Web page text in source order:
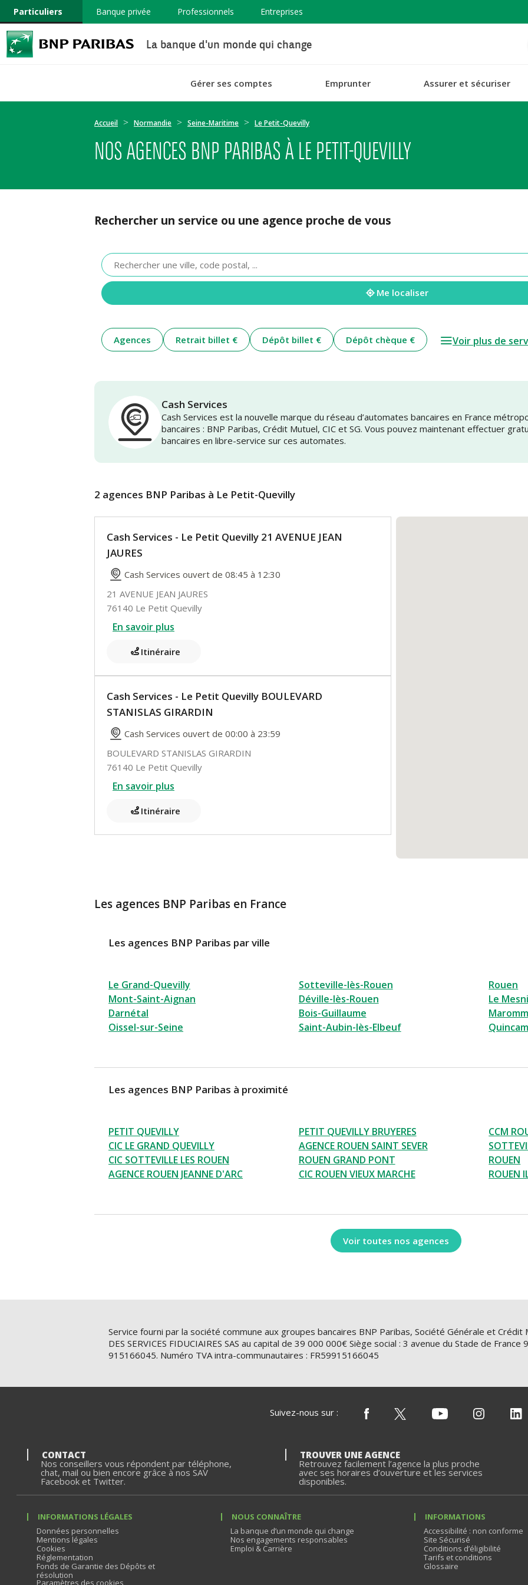
Particuliers Banque privée Professionnels Entreprises
La banque d'un monde qui change
Gérer ses comptes Emprunter Assurer et sécuriser
Accueil Normandie Seine-Maritime Le Petit-Quevilly
NOS AGENCES BNP PARIBAS À LE PETIT-QUEVILLY
Rechercher un service ou une agence proche de vous
Veuillez
renseigner
une
adresse
Me localiser
Agences Retrait billet € Dépôt billet € Dépôt chèque € Voir plus de
Cash Services
Cash Services est la nouvelle marque du réseau d’automates bancaires en France
bancaires : BNP Paribas, Crédit Mutuel, CIC et SG. Vous pouvez maintenant effectuer
bancaires en libre-service sur ces automates.
2 agences BNP Paribas à Le Petit-Quevilly
Cash Services - Le Petit Quevilly 21 AVENUE JEAN
JAURES
Cash Services ouvert de 08:45 à 12:30
21 AVENUE JEAN JAURES
76140 Le Petit Quevilly
En savoir plus
Itinéraire
Cash Services - Le Petit Quevilly BOULEVARD
STANISLAS GIRARDIN
Cash Services ouvert de 00:00 à 23:59
BOULEVARD STANISLAS GIRARDIN
76140 Le Petit Quevilly
En savoir plus
Itinéraire
Les agences BNP Paribas en France
Les agences BNP Paribas par ville
Le Grand-Quevilly Sotteville-lès-Rouen
Rouen
Mont-Saint-Aignan
Déville-lès-Rouen
Le
Darnétal
Bois-Guillaume
Oissel-sur-Seine
Saint-Aubin-lès-Elbeuf
Les agences BNP Paribas à proximité
PETIT QUEVILLY PETIT QUEVILLY BRUYERES
CCM
CIC LE GRAND QUEVILLY
AGENCE ROUEN SAINT SEVER
CIC SOTTEVILLE LES ROUEN
ROUEN GRAND PONT
ROUEN
AGENCE ROUEN JEANNE D'ARC
CIC ROUEN VIEUX MARCHE ROUEN
Voir toutes nos agences
Service fourni par la société commune aux groupes bancaires BNP Paribas, Société Générale et Crédit
DES SERVICES FIDUCIAIRES SAS au capital de 39 000 000€ Siège social : 3 avenue du Stade de France
915166045. Numéro TVA intra-communautaires : FR59915166045
Suivez-nous sur :
CONTACT
Nos conseillers vous répondent par téléphone,
chat, mail ou bien encore grâce à nos SAV
Facebook et Twitter.
TROUVER UNE AGENCE
Retrouvez facilement l’agence la plus proche
avec ses horaires d’ouverture et les services
disponibles.
INFORMATIONS LÉGALES
Données personnelles
Mentions légales
Cookies
Réglementation
Fonds de Garantie des Dépôts et
résolution
Paramètres des cookies
NOUS CONNAÎTRE
La banque d’un monde qui change
Nos engagements responsables
Emploi & Carrière
INFORMATIONS
Accessibilité : non conforme
Site Sécurisé
Conditions d’éligibilité
Tarifs et conditions
Glossaire